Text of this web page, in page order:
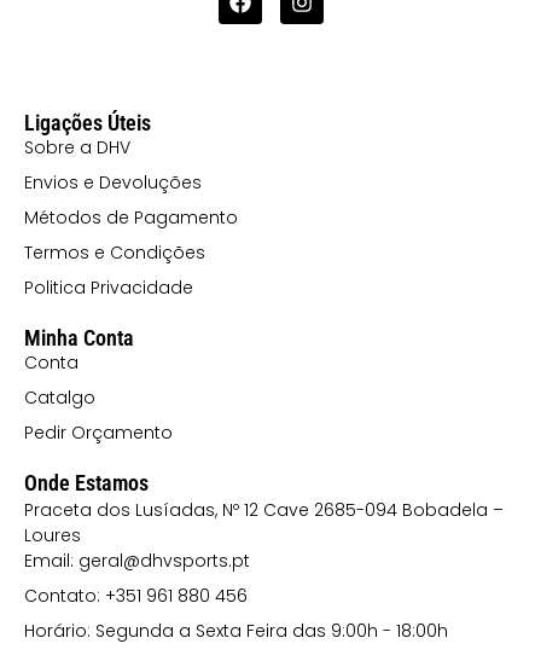
Ligações Úteis
Sobre a DHV
Envios e Devoluções
Métodos de Pagamento
Termos e Condições
Politica Privacidade
Minha Conta
Conta
Catalgo
Pedir Orçamento
Onde Estamos
Praceta dos Lusíadas, Nº 12 Cave 2685-094 Bobadela –
Loures
Email: geral@dhvsports.pt
Contato: +351 961 880 456
Horário: Segunda a Sexta Feira das 9:00h - 18:00h